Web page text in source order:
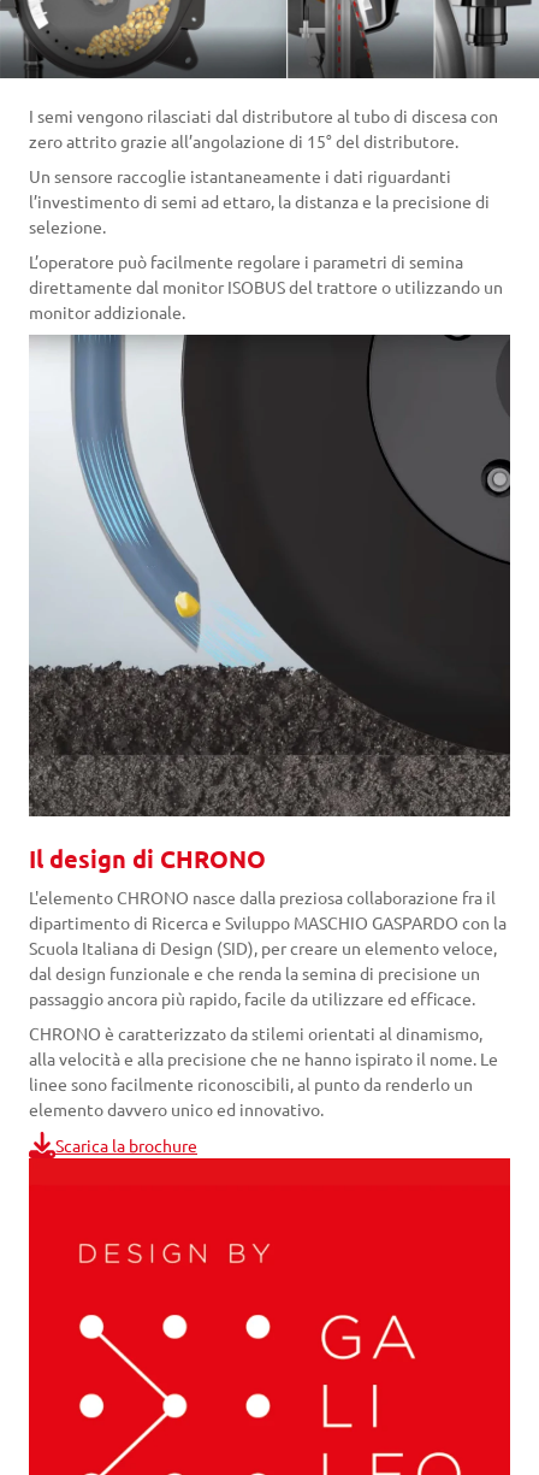
I semi vengono rilasciati dal distributore al tubo di discesa con
zero attrito grazie all’angolazione di 15° del distributore.
Un sensore raccoglie istantaneamente i dati riguardanti
l’investimento di semi ad ettaro, la distanza e la precisione di
selezione.
L’operatore può facilmente regolare i parametri di semina
direttamente dal monitor ISOBUS del trattore o utilizzando un
monitor addizionale.
Il design di CHRONO
L'elemento CHRONO nasce dalla preziosa collaborazione fra il
dipartimento di Ricerca e Sviluppo MASCHIO GASPARDO con la
Scuola Italiana di Design (SID), per creare un elemento veloce,
dal design funzionale e che renda la semina di precisione un
passaggio ancora più rapido, facile da utilizzare ed efficace.
CHRONO è caratterizzato da stilemi orientati al dinamismo,
alla velocità e alla precisione che ne hanno ispirato il nome. Le
linee sono facilmente riconoscibili, al punto da renderlo un
elemento davvero unico ed innovativo.
Scarica la brochure